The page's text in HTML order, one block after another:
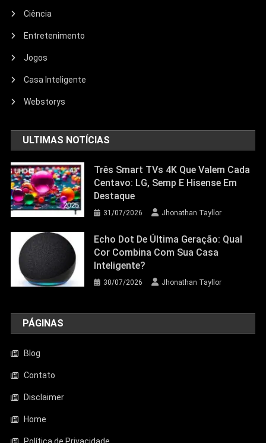
Echo Dot: Guia Completo Para
Escolher O Smart Speaker Ideal Na
Nova Oferta Da Amazon
Aquecedor Mondial A-08 Reduz O Frio
Ciência
Entretenimento
Jogos
Casa Inteligente
Webstorys
ULTIMAS NOTÍCIAS
Três Smart TVs 4K Que Valem Cada
Centavo: LG, Semp E Hisense Em
Destaque
31/07/2026 Jhonathan Tayllor
Echo Dot De Última Geração: Qual
Cor Combina Com Sua Casa
Inteligente?
30/07/2026 Jhonathan Tayllor
PÁGINAS
Blog
Contato
Disclaimer
Home
Política de Privacidade